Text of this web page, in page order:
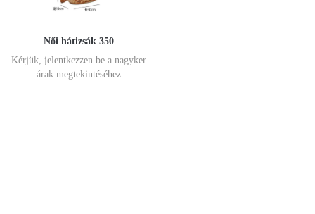
Női hátizsák 350
Kérjük, jelentkezzen be a nagyker
árak megtekintéséhez